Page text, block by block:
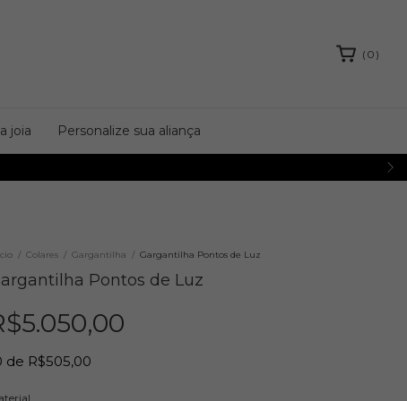
( 0 )
joia Personalize sua aliança
/ Colares / Gargantilha / Gargantilha Pontos de Luz
Pontos de Luz
de R$505,00